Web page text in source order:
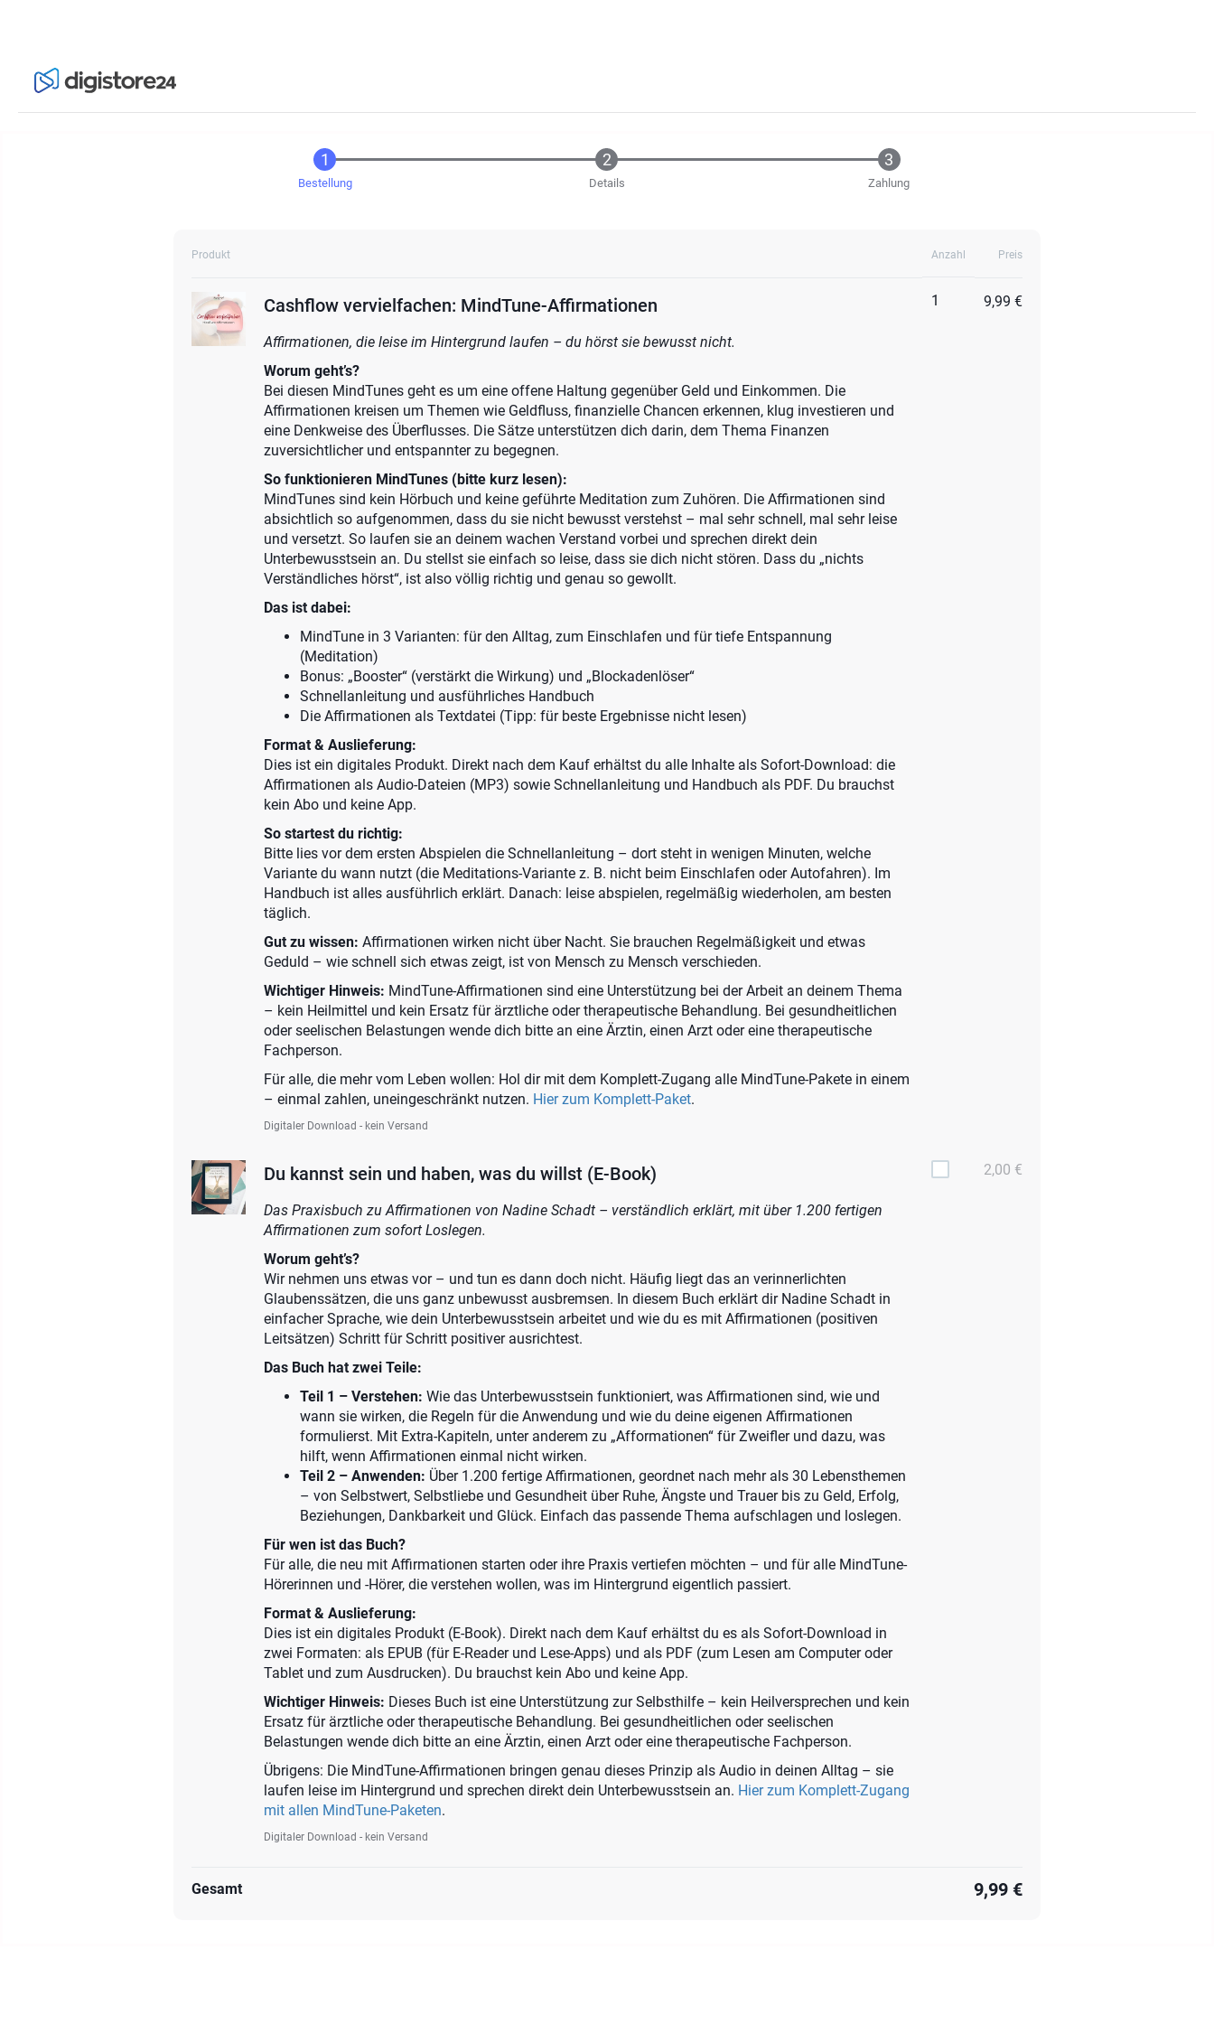
Bestellung Details Zahlung
Produkt Anzahl Preis
Cashflow vervielfachen: MindTune-Affirmationen
Affirmationen, die leise im Hintergrund laufen – du hörst sie bewusst nicht.
Worum geht’s?
Bei diesen MindTunes geht es um eine offene Haltung gegenüber Geld und Einkommen. Die
Affirmationen kreisen um Themen wie Geldfluss, finanzielle Chancen erkennen, klug investieren und
eine Denkweise des Überflusses. Die Sätze unterstützen dich darin, dem Thema Finanzen
zuversichtlicher und entspannter zu begegnen.
So funktionieren MindTunes (bitte kurz lesen):
MindTunes sind kein Hörbuch und keine geführte Meditation zum Zuhören. Die Affirmationen sind
absichtlich so aufgenommen, dass du sie nicht bewusst verstehst – mal sehr schnell, mal sehr leise
und versetzt. So laufen sie an deinem wachen Verstand vorbei und sprechen direkt dein
Unterbewusstsein an. Du stellst sie einfach so leise, dass sie dich nicht stören. Dass du „nichts
Verständliches hörst“, ist also völlig richtig und genau so gewollt.
Das ist dabei:
MindTune in 3 Varianten: für den Alltag, zum Einschlafen und für tiefe Entspannung
(Meditation)
Bonus: „Booster“ (verstärkt die Wirkung) und „Blockadenlöser“
Schnellanleitung und ausführliches Handbuch
Die Affirmationen als Textdatei (Tipp: für beste Ergebnisse nicht lesen)
Format & Auslieferung:
Dies ist ein digitales Produkt. Direkt nach dem Kauf erhältst du alle Inhalte als Sofort-Download: die
Affirmationen als Audio-Dateien (MP3) sowie Schnellanleitung und Handbuch als PDF. Du brauchst
kein Abo und keine App.
So startest du richtig:
Bitte lies vor dem ersten Abspielen die Schnellanleitung – dort steht in wenigen Minuten, welche
Variante du wann nutzt (die Meditations-Variante z. B. nicht beim Einschlafen oder Autofahren). Im
Handbuch ist alles ausführlich erklärt. Danach: leise abspielen, regelmäßig wiederholen, am besten
täglich.
Gut zu wissen: Affirmationen wirken nicht über Nacht. Sie brauchen Regelmäßigkeit und etwas
Geduld – wie schnell sich etwas zeigt, ist von Mensch zu Mensch verschieden.
Wichtiger Hinweis: MindTune-Affirmationen sind eine Unterstützung bei der Arbeit an deinem Thema
– kein Heilmittel und kein Ersatz für ärztliche oder therapeutische Behandlung. Bei gesundheitlichen
oder seelischen Belastungen wende dich bitte an eine Ärztin, einen Arzt oder eine therapeutische
Fachperson.
Für alle, die mehr vom Leben wollen: Hol dir mit dem Komplett-Zugang alle MindTune-Pakete in einem
– einmal zahlen, uneingeschränkt nutzen. Hier zum Komplett-Paket.
Digitaler Download - kein Versand
1 9,99 €
Du kannst sein und haben, was du willst (E-Book)
Das Praxisbuch zu Affirmationen von Nadine Schadt – verständlich erklärt, mit über 1.200 fertigen
Affirmationen zum sofort Loslegen.
Worum geht’s?
Wir nehmen uns etwas vor – und tun es dann doch nicht. Häufig liegt das an verinnerlichten
Glaubenssätzen, die uns ganz unbewusst ausbremsen. In diesem Buch erklärt dir Nadine Schadt in
einfacher Sprache, wie dein Unterbewusstsein arbeitet und wie du es mit Affirmationen (positiven
Leitsätzen) Schritt für Schritt positiver ausrichtest.
Das Buch hat zwei Teile:
Teil 1 – Verstehen: Wie das Unterbewusstsein funktioniert, was Affirmationen sind, wie und
wann sie wirken, die Regeln für die Anwendung und wie du deine eigenen Affirmationen
formulierst. Mit Extra-Kapiteln, unter anderem zu „Afformationen“ für Zweifler und dazu, was
hilft, wenn Affirmationen einmal nicht wirken.
Teil 2 – Anwenden: Über 1.200 fertige Affirmationen, geordnet nach mehr als 30 Lebensthemen
– von Selbstwert, Selbstliebe und Gesundheit über Ruhe, Ängste und Trauer bis zu Geld, Erfolg,
Beziehungen, Dankbarkeit und Glück. Einfach das passende Thema aufschlagen und loslegen.
Für wen ist das Buch?
Für alle, die neu mit Affirmationen starten oder ihre Praxis vertiefen möchten – und für alle MindTune-
Hörerinnen und -Hörer, die verstehen wollen, was im Hintergrund eigentlich passiert.
Format & Auslieferung:
Dies ist ein digitales Produkt (E-Book). Direkt nach dem Kauf erhältst du es als Sofort-Download in
zwei Formaten: als EPUB (für E-Reader und Lese-Apps) und als PDF (zum Lesen am Computer oder
Tablet und zum Ausdrucken). Du brauchst kein Abo und keine App.
Wichtiger Hinweis: Dieses Buch ist eine Unterstützung zur Selbsthilfe – kein Heilversprechen und kein
Ersatz für ärztliche oder therapeutische Behandlung. Bei gesundheitlichen oder seelischen
Belastungen wende dich bitte an eine Ärztin, einen Arzt oder eine therapeutische Fachperson.
Übrigens: Die MindTune-Affirmationen bringen genau dieses Prinzip als Audio in deinen Alltag – sie
laufen leise im Hintergrund und sprechen direkt dein Unterbewusstsein an. Hier zum Komplett-Zugang
mit allen MindTune-Paketen.
Digitaler Download - kein Versand
2,00 €
Gesamt 9,99 €